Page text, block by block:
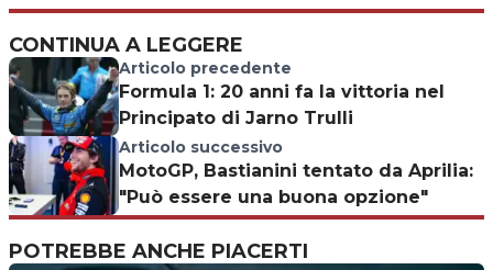
CONTINUA A LEGGERE
Articolo precedente
Formula 1: 20 anni fa la vittoria nel
Principato di Jarno Trulli
Articolo successivo
MotoGP, Bastianini tentato da Aprilia:
"Può essere una buona opzione"
POTREBBE ANCHE PIACERTI